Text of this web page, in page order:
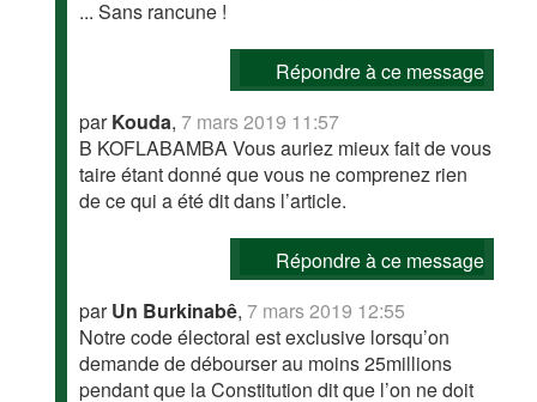
... Sans rancune !
Répondre à ce message
parKouda,7 mars 2019 11:57
B KOFLABAMBA Vous auriez mieux fait de vous
taire étant donné que vous ne comprenez rien
de ce qui a été dit dans l’article.
Répondre à ce message
parUn Burkinabê,7 mars 2019 12:55
Notre code électoral est exclusive lorsqu’on
demande de débourser au moins 25millions
pendant que la Constitution dit que l’on ne doit